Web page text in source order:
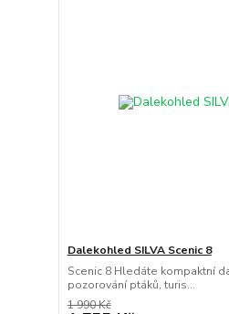
Dalekohled SILVA Scenic 8
Scenic 8 Hledáte kompaktní
pozorování ptáků, turis...
1 990 Kč